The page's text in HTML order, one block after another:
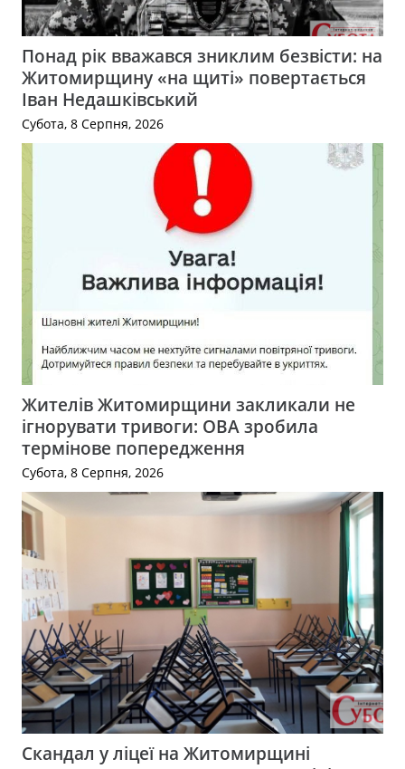
Понад рік вважався зниклим безвісти: на
Житомирщину «на щиті» повертається
Іван Недашківський
Субота, 8 Серпня, 2026
Жителів Житомирщини закликали не
ігнорувати тривоги: ОВА зробила
термінове попередження
Субота, 8 Серпня, 2026
Скандал у ліцеї на Житомирщині